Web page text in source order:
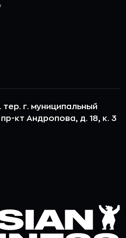
тер. г. муниципальный
кт Андропова, д. 18, к. 3